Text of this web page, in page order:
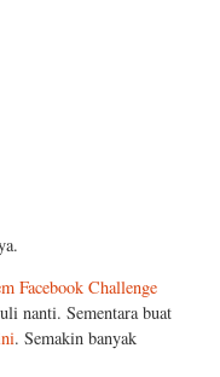
Facebook Challenge
nanti. Sementara buat
. Semakin banyak